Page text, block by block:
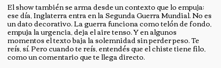
El show también se arma desde un contexto que lo empuja:
ese día, Inglaterra entra en la Segunda Guerra Mundial. No es
un dato decorativo. La guerra funciona como telón de fondo,
empuja la urgencia, deja el aire tenso. Y en algunos
momentos el texto baja la solemnidad sin perder peso. Te
reís, sí. Pero cuando te reís, entendés que el chiste tiene filo,
como un comentario que te llega directo.